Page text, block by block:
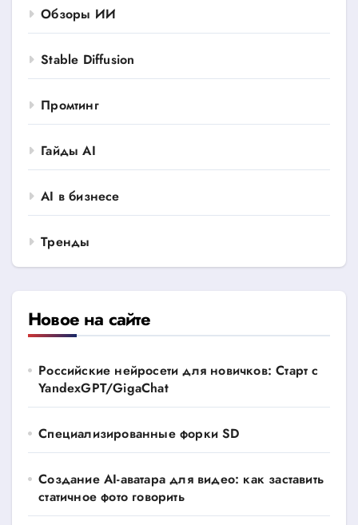
Обзоры ИИ
Stable Diffusion
Промтинг
Гайды AI
AI в бизнесе
Тренды
Новое на сайте
Российские нейросети для новичков: Старт с
YandexGPT/GigaChat
Специализированные форки SD
Создание AI-аватара для видео: как заставить
статичное фото говорить